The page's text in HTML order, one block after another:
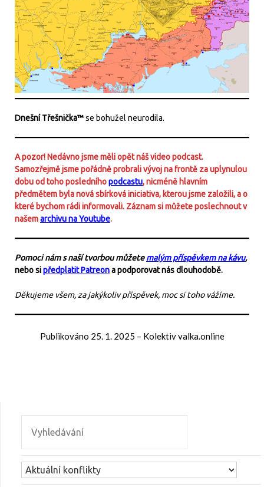
Dnešní Třešnička™se bohužel neurodila.
A pozor! Nedávno jsme měli opět náš video podcast.
Samozřejmě jsme pořádně probrali vývoj na frontě za uplynulou
dobu od toho posledníhopodcastu, nicméně hlavním
předmětem byla nová sbírková iniciativa, kterou jsme založili, a o
které bychom rádi informovali. Záznam si můžete poslechnout v
našemarchivu na Youtube.
Pomoci nám s naší tvorbou můžetemalým příspěvkem na kávu,
nebo sipředplatit Patreona podporovat nás dlouhodobě.
Děkujeme všem, za jakýkoliv příspěvek, moc si toho vážíme.
Publikováno 25. 1. 2025 – Kolektiv valka.online